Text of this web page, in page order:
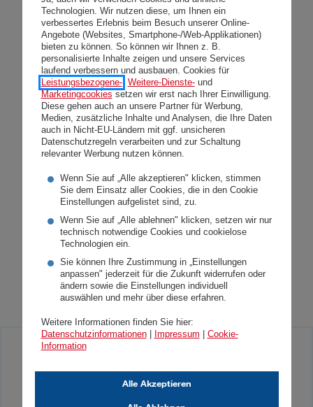
Technologien. Wir nutzen diese, um Ihnen ein
verbessertes Erlebnis beim Besuch unserer Online-
Angebote (Websites, Smartphone-/Web-Applikationen)
bieten zu können. So können wir Ihnen z. B.
personalisierte Inhalte zeigen und unsere Services
laufend verbessern und ausbauen. Cookies für
Leistungsbezogene-, Weitere-Dienste-und
Marketingcookies setzen wir erst nach Ihrer Einwilligung.
Diese gehen auch an unsere Partner für Werbung,
Medien, zusätzliche Inhalte und Analysen, die Ihre Daten
auch in Nicht-EU-Ländern mit ggf. unsicheren
Datenschutzregeln verarbeiten und zur Schaltung
relevanter Werbung nutzen können.
Wenn Sie auf „Alle akzeptieren" klicken, stimmen
Sie dem Einsatz aller Cookies, die in den Cookie
Einstellungen aufgelistet sind, zu.
Wenn Sie auf „Alle ablehnen" klicken, setzen wir nur
technisch notwendige Cookies und cookielose
Technologien ein.
Sie können Ihre Zustimmung in „Einstellungen
anpassen" jederzeit für die Zukunft widerrufen oder
ändern sowie die Einstellungen individuell
auswählen und mehr über diese erfahren.
Weitere Informationen finden Sie hier:
Datenschutzinformationen| Impressum
Cookie-
Information
Alle Akzeptieren
»herausragenden« Service!”
Besonderen Fokus legt die DONAU
Brokerline auf regionale Servicequalität:
Sie bietet für Vertriebspartner
umfassende Weiterbildungsmaßnahmen
an. Die Meisterklassen punkten mit
einem maßgeschneiderten,
bedarfsorientierten Seminarprogramm.
zum DONAU Maklerportal
unserem Medienkontakt anfragen!